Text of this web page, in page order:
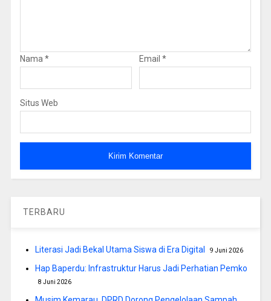
Nama * Email *
Situs Web
TERBARU
Literasi Jadi Bekal Utama Siswa di Era Digital 9 Juni 2026
Hap Baperdu: Infrastruktur Harus Jadi Perhatian Pemko
8 Juni 2026